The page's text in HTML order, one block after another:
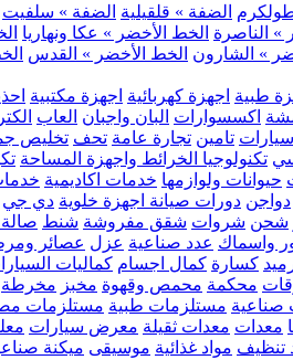
الضفة » قلقيلية الضفة » سلفيت
» الناصرة الخط الأخضر » عكا ونهاريا
» الشارون الخط الأخضر » القدس
طبية اجهزة كهربائية اجهزة مكتبية
اكسسوارات البان واجبان العاب
تامين تجارة عامة تحف تخليص
تكنولوجيا الخرائط واجهزة المساحة
حيوانات ولوازمها خدمات اكاديمية
دواجن دورات صيانة اجهزة خلوية دي جي
شحن شروات شقق مفروشة شنط صالة
واسماك عدد صناعية عزل عصائر
كسارة كمال اجسام كماليات
محكمة محمص وقهوة مخبز مخرطة
صناعية مستلزمات طبية مستلزمات
معدات معدات ثقيلة معرض سيارات
تنظيف مواد غذائية موسيقى ميكنة